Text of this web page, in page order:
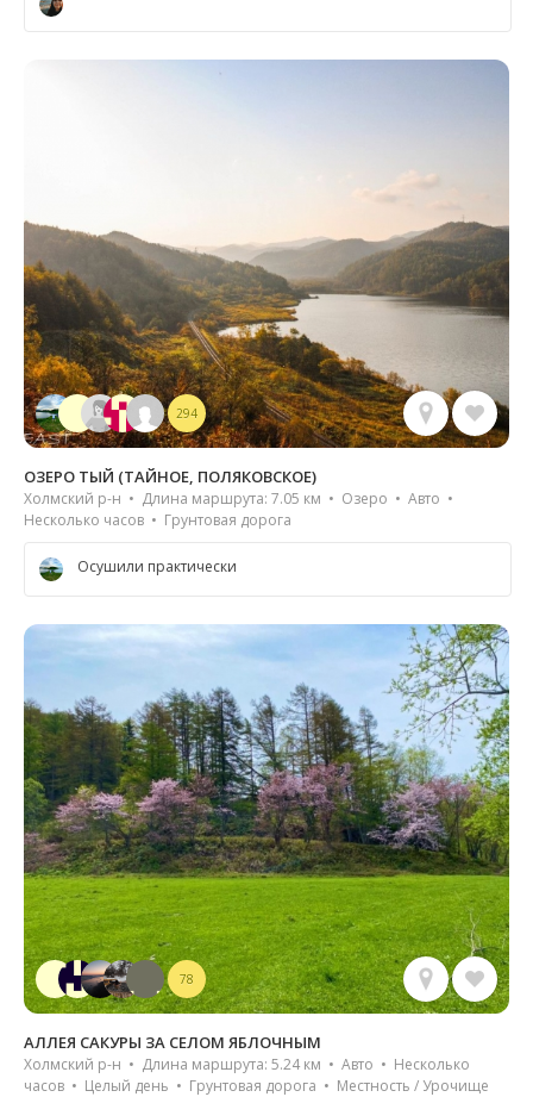
294
ОЗЕРО ТЫЙ (ТАЙНОЕ, ПОЛЯКОВСКОЕ)
Холмский р-н • Длина маршрута: 7.05 км • Озеро • Авто •
Несколько часов • Грунтовая дорога
Осушили практически
78
АЛЛЕЯ САКУРЫ ЗА СЕЛОМ ЯБЛОЧНЫМ
Холмский р-н • Длина маршрута: 5.24 км • Авто • Несколько
часов • Целый день • Грунтовая дорога • Местность / Урочище